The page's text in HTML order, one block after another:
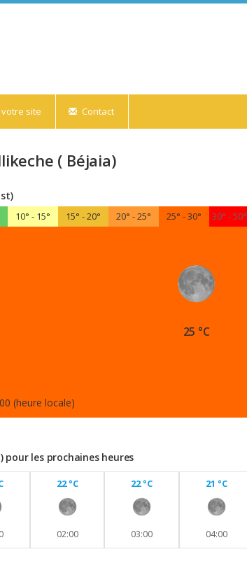
site Contact
( Béjaia)
10° - 15° 15° - 20° 20° - 25° 25° - 30° 30° - 50°
(heure locale)
25 °C
pour les prochaines heures
22 °C
02:00
22 °C
03:00
21 °C
04:00